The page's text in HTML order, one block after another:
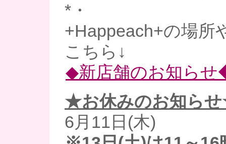
*・
+Happeach+の場所
こちら↓
◆新店舗のお知ら
★お休みのお知ら
6月11日(木)